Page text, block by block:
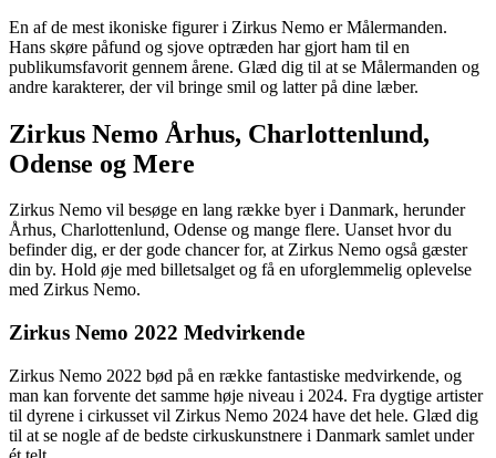
En af de mest ikoniske figurer i Zirkus Nemo er Målermanden.
Hans skøre påfund og sjove optræden har gjort ham til en
publikumsfavorit gennem årene. Glæd dig til at se Målermanden og
andre karakterer, der vil bringe smil og latter på dine læber.
Zirkus Nemo Århus, Charlottenlund,
Odense og Mere
Zirkus Nemo vil besøge en lang række byer i Danmark, herunder
Århus, Charlottenlund, Odense og mange flere. Uanset hvor du
befinder dig, er der gode chancer for, at Zirkus Nemo også gæster
din by. Hold øje med billetsalget og få en uforglemmelig oplevelse
med Zirkus Nemo.
Zirkus Nemo 2022 Medvirkende
Zirkus Nemo 2022 bød på en række fantastiske medvirkende, og
man kan forvente det samme høje niveau i 2024. Fra dygtige artister
til dyrene i cirkusset vil Zirkus Nemo 2024 have det hele. Glæd dig
til at se nogle af de bedste cirkuskunstnere i Danmark samlet under